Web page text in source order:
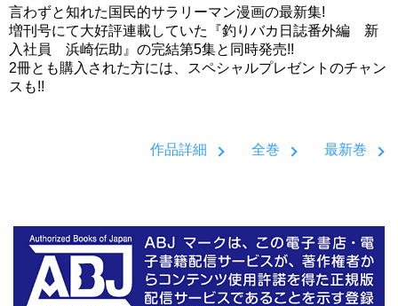
言わずと知れた国民的サラリーマン漫画の最新集!
増刊号にて大好評連載していた『釣りバカ日誌番外編 新
入社員 浜崎伝助』の完結第5集と同時発売!!
2冊とも購入された方には、スペシャルプレゼントのチャン
スも!!
作品詳細 全巻 最新巻